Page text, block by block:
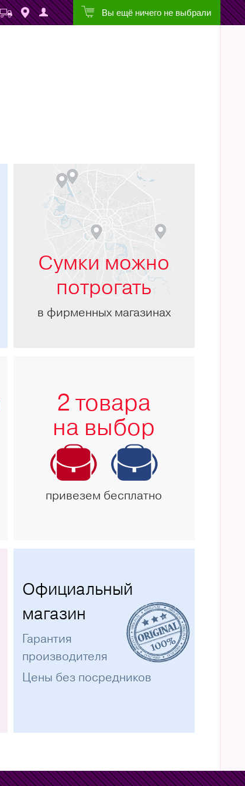
Вы ещё ничего не выбрали
Сумки можно
потрогать
в фирменных магазинах
2 товара
на выбор
привезем бесплатно
Официальный
магазин
Гарантия
производителя
Цены без посредников